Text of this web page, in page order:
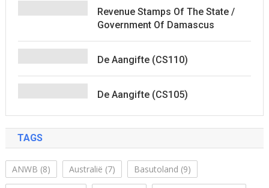
Revenue Stamps Of The State /
Government Of Damascus
De Aangifte (CS110)
De Aangifte (CS105)
TAGS
ANWB (8) Australië (7) Basutoland (9)